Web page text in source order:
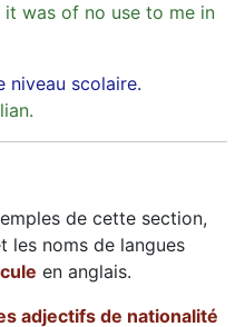
was of no use to me in
niveau scolaire.
de cette section,
les noms de langues
en anglais.
adjectifs de nationalité